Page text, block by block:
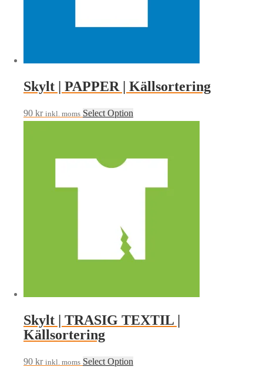
Skylt | PAPPER | Källsortering
90 kr inkl. moms Select Option
Skylt | TRASIG TEXTIL |
Källsortering
90 kr inkl. moms Select Option